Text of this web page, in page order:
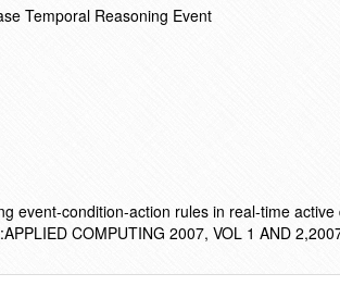
Temporal Reasoning Event
event-condition-action rules in real-time active
COMPUTING 2007, VOL 1 AND